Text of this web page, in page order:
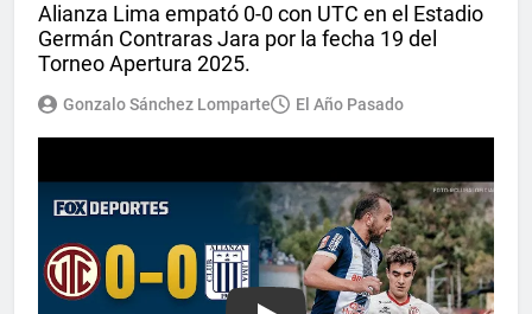
Alianza Lima empató 0-0 con UTC en el Estadio
Germán Contraras Jara por la fecha 19 del
Torneo Apertura 2025.
Gonzalo Sánchez Lomparte El Año Pasado